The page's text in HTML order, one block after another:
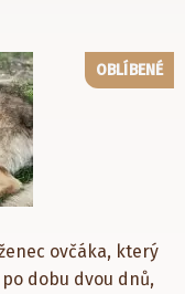
OBLÍBENÉ
ovčáka, který
dobu dvou dnů,